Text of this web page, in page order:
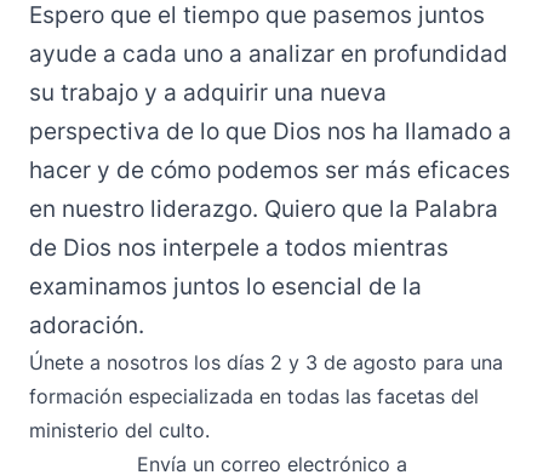
Espero que el tiempo que pasemos juntos
ayude a cada uno a analizar en profundidad
su trabajo y a adquirir una nueva
perspectiva de lo que Dios nos ha llamado a
hacer y de cómo podemos ser más eficaces
en nuestro liderazgo. Quiero que la Palabra
de Dios nos interpele a todos mientras
examinamos juntos lo esencial de la
adoración.
Únete a nosotros los días 2 y 3 de agosto para una
formación especializada en todas las facetas del
ministerio del culto.
Envía un correo electrónico a